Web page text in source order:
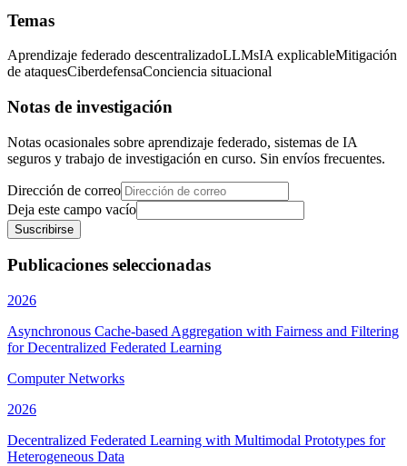
Temas
Aprendizaje federado descentralizadoLLMsIA explicableMitigación
de ataquesCiberdefensaConciencia situacional
Notas de investigación
Notas ocasionales sobre aprendizaje federado, sistemas de IA
seguros y trabajo de investigación en curso. Sin envíos frecuentes.
Dirección de correo
Deja este campo vacío
Suscribirse
Publicaciones seleccionadas
2026
Asynchronous Cache-based Aggregation with Fairness and Filtering
for Decentralized Federated Learning
Computer Networks
2026
Decentralized Federated Learning with Multimodal Prototypes for
Heterogeneous Data